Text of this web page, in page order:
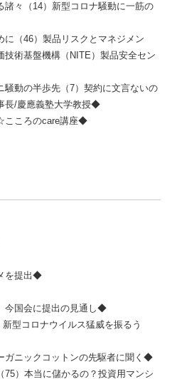
々（14）新型コロナ騒動に一筋の
（46）製品リスクとマネジメン
術基盤機構（NITE）製品安全セン
動の半歩先（7）契約に文言ないの
長/慶應義塾大学教授◆
こころのcare講座◆
を提出◆
国会に提出の見通し◆
型コロナウイルス猛威を振るう
ニックコットンの先駆者に聞く◆
）本当に儲かるの？投資用マンシ